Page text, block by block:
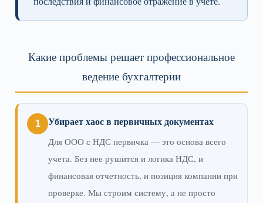
Какие проблемы решает профессиональное
ведение бухгалтерии
Убирает хаос в первичных документах
Для ООО с НДС первичка — это основа всего
учета. Без нее рушится и логика НДС, и
финансовая отчетность, и позиция компании при
проверке. Мы строим систему, а не просто